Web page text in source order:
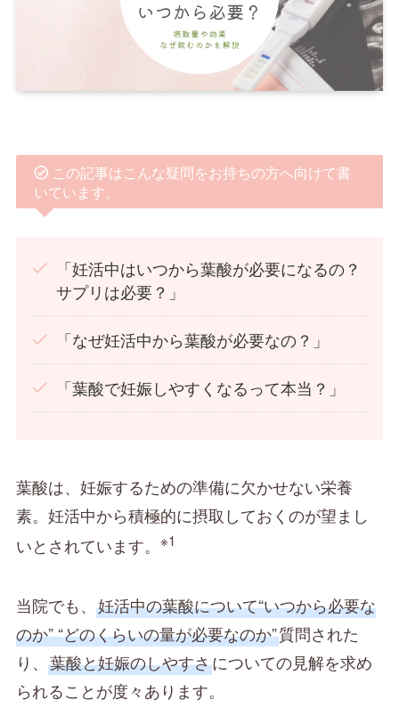
この記事はこんな疑問をお持ちの方へ向けて書
いています。
「妊活中はいつから葉酸が必要になるの？
サプリは必要？」
「なぜ妊活中から葉酸が必要なの？」
「葉酸で妊娠しやすくなるって本当？」
葉酸は、妊娠するための準備に欠かせない栄養
素。妊活中から積極的に摂取しておくのが望まし
いとされています。 ※1
当院でも、 妊活中の葉酸について“いつから必要な
のか” “どのくらいの量が必要なのか”質問された
り、 葉酸と妊娠のしやすさについての見解を求め
られることが度々あります。